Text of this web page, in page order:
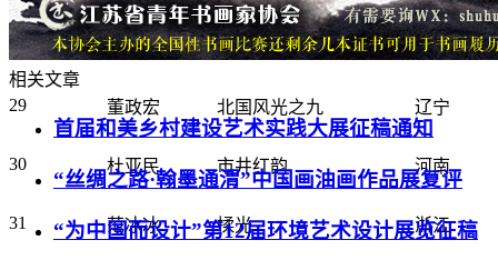
28 程治国 繁盛人间 浙江
29 董政宏 北国风光之九 辽宁
30 杜亚民 市井红韵 河南
31 范冰冰 揉光 浙江
相关文章
首届和美乡村建设艺术实践大展征稿通知
“丝绸之路·翰墨通渭”中国画油画作品展复评
“为中国而设计”第12届环境艺术设计展览征稿